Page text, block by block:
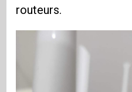
routeurs.